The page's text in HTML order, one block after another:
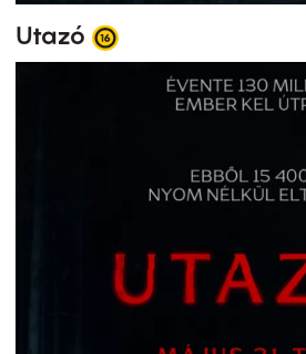
Utazó